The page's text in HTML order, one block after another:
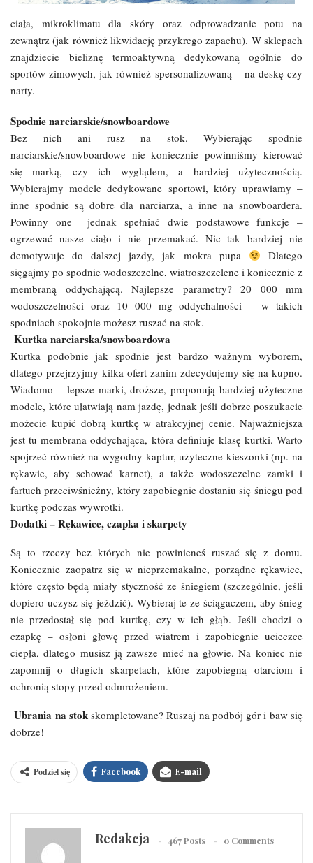
ciała, mikroklimatu dla skóry oraz odprowadzanie potu na
zewnątrz (jak również likwidację przykrego zapachu). W sklepach
znajdziecie bieliznę termoaktywną dedykowaną ogólnie do
sportów zimowych, jak również spersonalizowaną – na deskę czy
narty.
Spodnie narciarskie/snowboardowe
Bez nich ani rusz na stok. Wybierając spodnie
narciarskie/snowboardowe nie koniecznie powinniśmy kierować
się marką, czy ich wyglądem, a bardziej użytecznością.
Wybierajmy modele dedykowane sportowi, który uprawiamy –
inne spodnie są dobre dla narciarza, a inne na snowboardera.
Powinny one jednak spełniać dwie podstawowe funkcje –
ogrzewać nasze ciało i nie przemakać. Nic tak bardziej nie
demotywuje do dalszej jazdy, jak mokra pupa
Dlatego
sięgajmy po spodnie wodoszczelne, wiatroszczelene i koniecznie z
membraną oddychającą. Najlepsze parametry? 20 000 mm
wodoszczelności oraz 10 000 mg oddychalności – w takich
spodniach spokojnie możesz ruszać na stok.
Kurtka narciarska/snowboardowa
Kurtka podobnie jak spodnie jest bardzo ważnym wyborem,
dlatego przejrzyjmy kilka ofert zanim zdecydujemy się na kupno.
Wiadomo – lepsze marki, droższe, proponują bardziej użyteczne
modele, które ułatwiają nam jazdę, jednak jeśli dobrze poszukacie
możecie kupić dobrą kurtkę w atrakcyjnej cenie. Najważniejsza
jest tu membrana oddychająca, która definiuje klasę kurtki. Warto
spojrzeć również na wygodny kaptur, użyteczne kieszonki (np. na
rękawie, aby schować karnet), a także wodoszczelne zamki i
fartuch przeciwśnieżny, który zapobiegnie dostaniu się śniegu pod
kurtkę podczas wywrotki.
Dodatki – Rękawice, czapka i skarpety
Są to rzeczy bez których nie powinieneś ruszać się z domu.
Koniecznie zaopatrz się w nieprzemakalne, porządne rękawice,
które często będą miały styczność ze śniegiem (szczególnie, jeśli
dopiero uczysz się jeździć). Wybieraj te ze ściągaczem, aby śnieg
nie przedostał się pod kurtkę, czy w ich głąb. Jeśli chodzi o
czapkę – osłoni głowę przed wiatrem i zapobiegnie ucieczce
ciepła, dlatego musisz ją zawsze mieć na głowie. Na koniec nie
zapomnij o długich skarpetach, które zapobiegną otarciom i
ochronią stopy przed odmrożeniem.
Ubrania na stokskompletowane? Ruszaj na podbój gór i baw się
dobrze!
Podziel się Facebook E-mail
Redakcja 467 Posts 0 Comments